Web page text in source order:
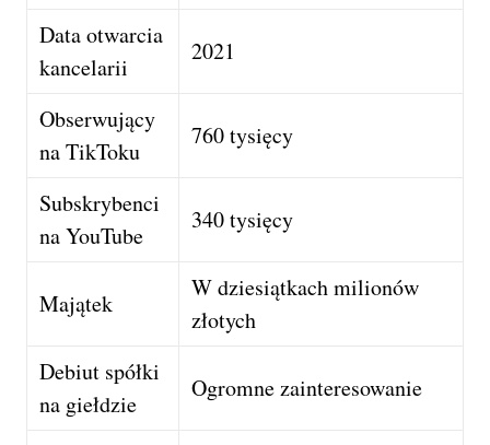
Data otwarcia
kancelarii
2021
Obserwujący
na TikToku
760 tysięcy
Subskrybenci
na YouTube
340 tysięcy
Majątek
W dziesiątkach milionów
złotych
Debiut spółki
na giełdzie
Ogromne zainteresowanie